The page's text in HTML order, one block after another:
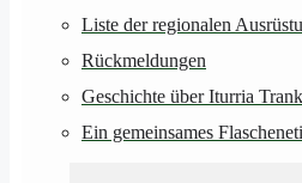
Liste der regionalen
Rückmeldungen
Geschichte über Iturria Trank
Ein gemeinsames